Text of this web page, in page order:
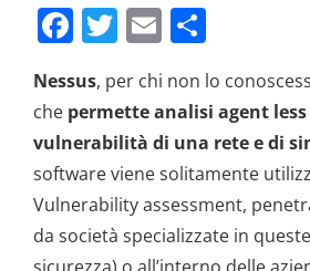
F
c
e
b
o
o
T
itt
er
E
ai
l
o
n
di
vi
di
Nessus, per chi non lo
che permette analisi agent
vulnerabilità di una rete e di
software viene solitamente
Vulnerability assessment,
da società specializzate in